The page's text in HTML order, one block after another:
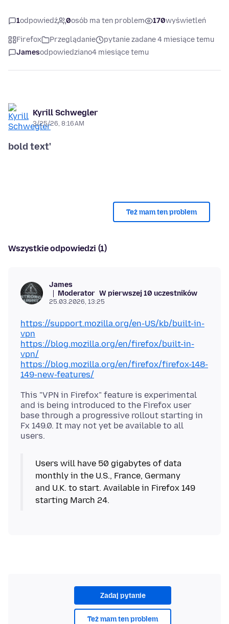
1odpowiedź 0osób ma ten problem 170wyświetleń
Firefox Przeglądanie
pytanie zadane 4 miesiące temu
Jamesodpowiedziano4 miesiące temu
Kyrill Schwegler
3/25/26, 8:16 AM
bold text'
Też mam ten problem
Wszystkie odpowiedzi (1)
James
Moderator W pierwszej 10 uczestników
25.03.2026, 13:25
https://support.mozilla.org/en-US/kb/built-in-
vpn
https://blog.mozilla.org/en/firefox/built-in-
vpn/
https://blog.mozilla.org/en/firefox/firefox-148-
149-new-features/
This "VPN in Firefox" feature is experimental
and is being introduced to the Firefox user
base through a progressive rollout starting in
Fx 149.0. It may not yet be available to all
Users will have 50 gigabytes of data
monthly in the U.S., France, Germany
and U.K. to start. Available in Firefox 149
starting March 24.
Zadaj pytanie
Też mam ten problem